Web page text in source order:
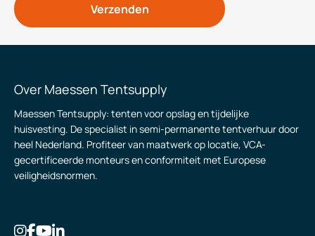
Over Maessen Tentsupply
Maessen Tentsupply: tenten voor opslag en tijdelijke
huisvesting. De specialist in semi-permanente tentverhuur door
heel Nederland. Profiteer van maatwerk op locatie, VCA-
gecertificeerde monteurs en conformiteit met Europese
veiligheidsnormen.